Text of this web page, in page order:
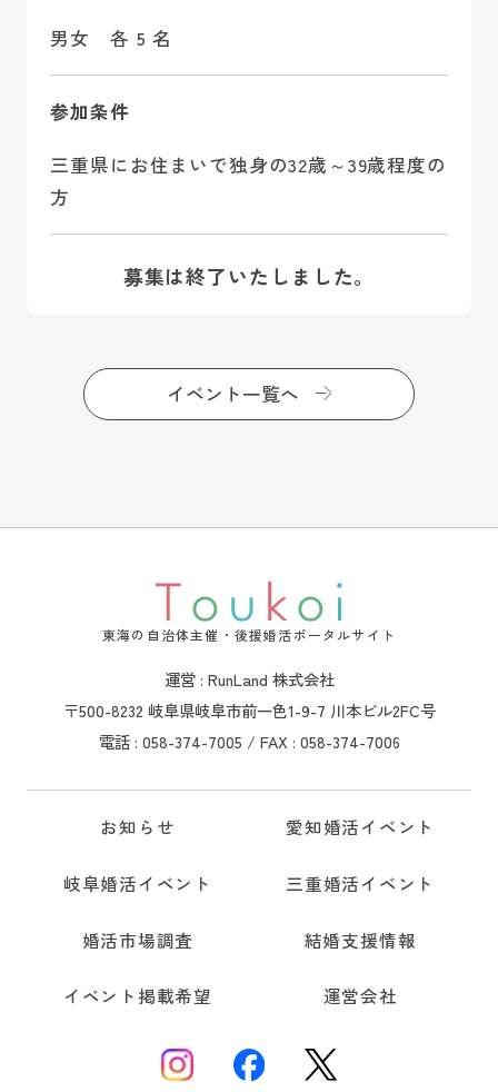
男女 各 5 名
参加条件
三重県にお住まいで独身の32歳～39歳程度の
方
募集は終了いたしました。
イベント一覧へ
東海の自治体主催・後援婚活ポータルサイト
運営 : RunLand 株式会社
〒500-8232 岐阜県岐阜市前一色1-9-7 川本ビル2FC号
電話 : 058-374-7005 / FAX : 058-374-7006
お知らせ 愛知婚活イベント
岐阜婚活イベント 三重婚活イベント
婚活市場調査 結婚支援情報
イベント掲載希望 運営会社